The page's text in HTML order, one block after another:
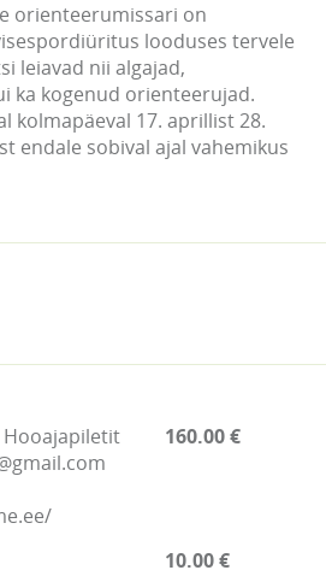
orienteerumissari on
looduses tervele
leiavad nii algajad,
ka kogenud orienteerujad.
kolmapäeval 17. aprillist 28.
endale sobival ajal vahemikus
160.00 €
10.00 €